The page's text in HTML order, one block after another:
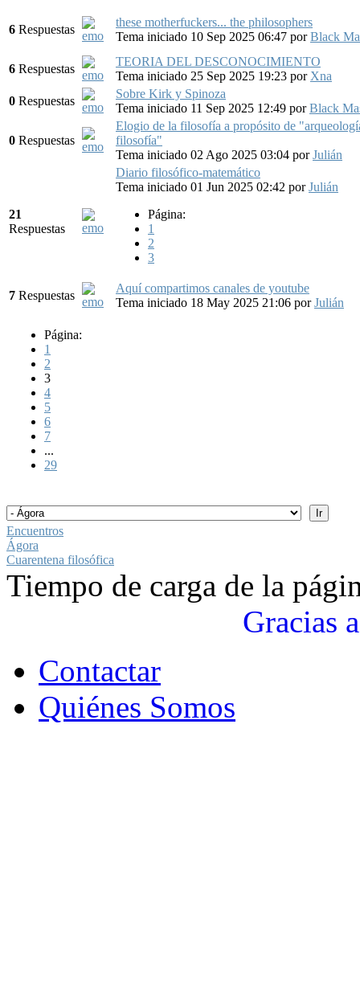
6 Respuestas
these motherfuckers... the philosophers
Tema iniciado 10 Sep 2025 06:47 porBlack
6 Respuestas
TEORIA DEL DESCONOCIMIENTO
Tema iniciado 25 Sep 2025 19:23 por Xna
0 Respuestas
Sobre Kirk y Spinoza
Tema iniciado 11 Sep 2025 12:49 porBlack
0 Respuestas
Elogio de la filosofía a propósito de
filosofía"
Tema iniciado 02 Ago 2025 03:04 porJulián
21
Respuestas
Diario filosófico-matemático
Tema iniciado 01 Jun 2025 02:42 porJulián
Página:
1
2
3
7 Respuestas
Aquí compartimos canales de youtube
Tema iniciado 18 May 2025 21:06 porJulián
Página:
1
2
3
4
5
6
7
...
29
Encuentros
Ágora
Cuarentena filosófica
Tiempo de carga de la
Gracias a
Contactar
Quiénes Somos